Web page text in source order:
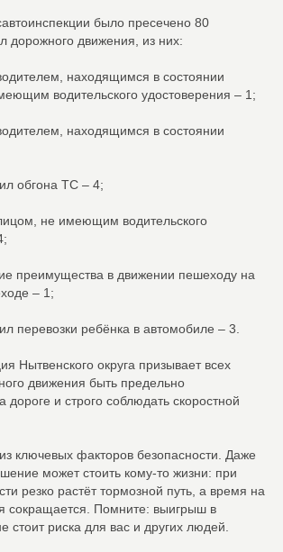
было пресечено 80
дорожного движения, из них:
находящимся в состоянии
водительского удостоверения – 1;
находящимся в состоянии
обгона ТС – 4;
не имеющим водительского
преимущества в движении пешеходу на
– 1;
перевозки ребёнка в автомобиле – 3.
Нытвенского округа призывает всех
движения быть предельно
и строго соблюдать скоростной
ключевых факторов безопасности. Даже
может стоить кому‑то жизни: при
резко растёт тормозной путь, а время на
сокращается. Помните: выигрыш в
стоит риска для вас и других людей.